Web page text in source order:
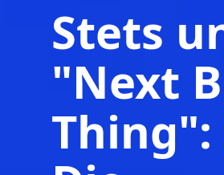
Stets
"Next
Thing":